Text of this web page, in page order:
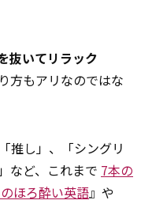
抜いてリラック
方もアリなのではな
推し」、「シングリ
など、これまで 7本の
ほろ酔い英語』や